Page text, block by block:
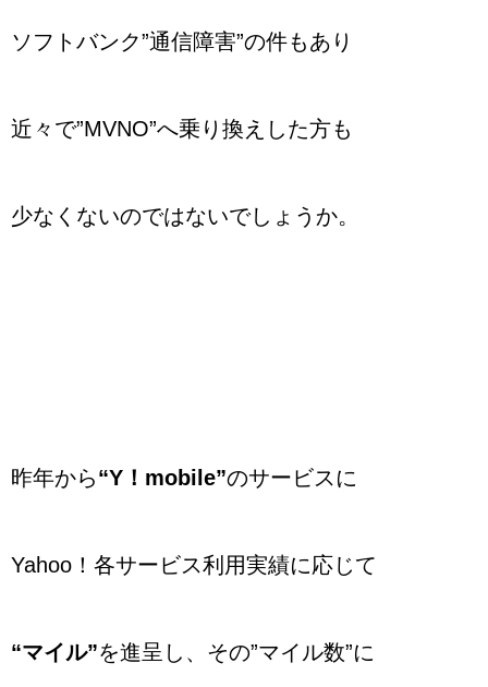
ソフトバンク”通信障害”の件もあり
近々で”MVNO”へ乗り換えした方も
少なくないのではないでしょうか。
昨年から“Y！mobile”のサービスに
Yahoo！各サービス利用実績に応じて
“マイル”を進呈し、その”マイル数”に